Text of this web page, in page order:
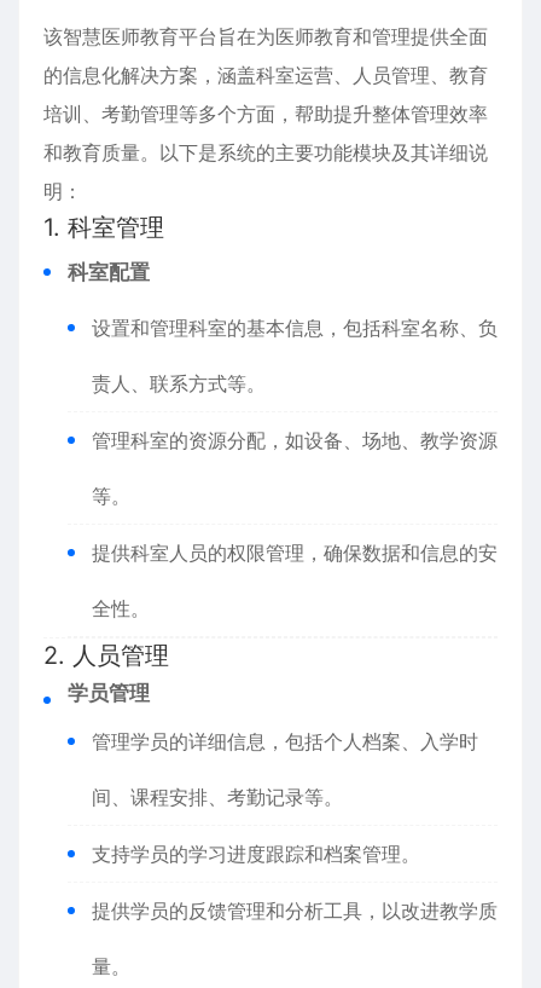
该智慧医师教育平台旨在为医师教育和管理提供全面
的信息化解决方案，涵盖科室运营、人员管理、教育
培训、考勤管理等多个方面，帮助提升整体管理效率
和教育质量。以下是系统的主要功能模块及其详细说
明：
1. 科室管理
科室配置
设置和管理科室的基本信息，包括科室名称、负
责人、联系方式等。
管理科室的资源分配，如设备、场地、教学资源
等。
提供科室人员的权限管理，确保数据和信息的安
全性。
2. 人员管理
学员管理
管理学员的详细信息，包括个人档案、入学时
间、课程安排、考勤记录等。
支持学员的学习进度跟踪和档案管理。
提供学员的反馈管理和分析工具，以改进教学质
量。